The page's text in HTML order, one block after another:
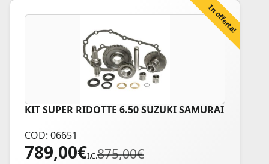
In offerta!
KIT SUPER RIDOTTE 6.50 SUZUKI SAMURAI
COD: 06651
875,00€
Il
789,00€
Il
I.C.